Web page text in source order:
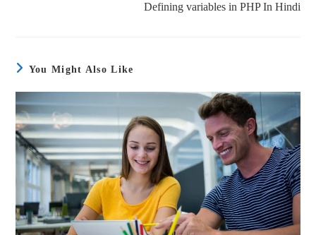
Defining variables in PHP In Hindi
You Might Also Like